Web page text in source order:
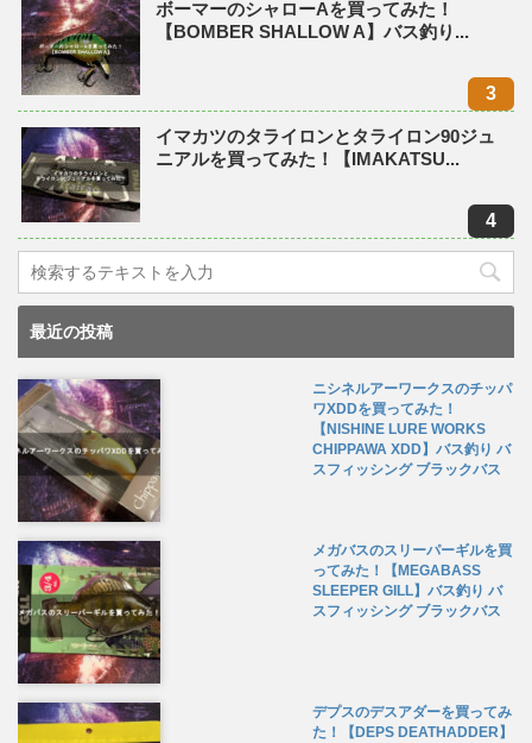
ボーマーのシャローAを買ってみた！
【BOMBER SHALLOW A】バス釣り...
イマカツのタライロンとタライロン90ジュ
ニアルを買ってみた！【IMAKATSU...
最近の投稿
ニシネルアーワークスのチッパ
ワXDDを買ってみた！
【NISHINE LURE WORKS
CHIPPAWA XDD】バス釣り バ
スフィッシング ブラックバス
メガバスのスリーパーギルを買
ってみた！【MEGABASS
SLEEPER GILL】バス釣り バ
スフィッシング ブラックバス
デプスのデスアダーを買ってみ
た！【DEPS DEATHADDER】